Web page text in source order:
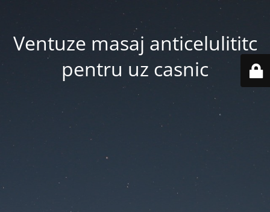
Ventuze masaj anticelulititc
pentru uz casnic